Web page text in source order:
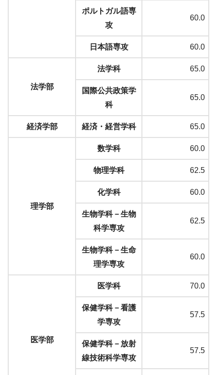
ポルトガル語専
攻
60.0
日本語専攻 60.0
法学部
法学科 65.0
国際公共政策学
科
65.0
経済学部 経済・経営学科 65.0
理学部
数学科 60.0
物理学科 62.5
化学科 60.0
生物学科－生物
科学専攻
62.5
生物学科－生命
理学専攻
60.0
医学部
医学科 70.0
保健学科－看護
学専攻
57.5
保健学科－放射
線技術科学専攻
57.5